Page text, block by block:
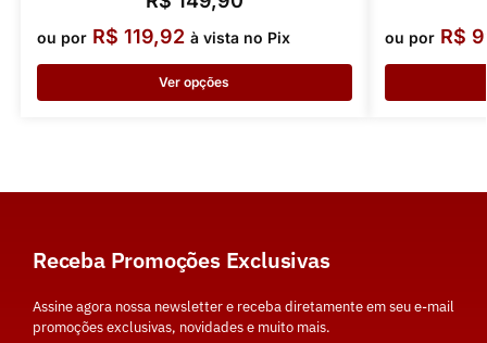
ou por R$ 119,92 à vista no Pix
Ver opções
ou por R$
Receba Promoções Exclusivas
Assine agora nossa newsletter e receba diretamente em seu e-mail
promoções exclusivas, novidades e muito mais.